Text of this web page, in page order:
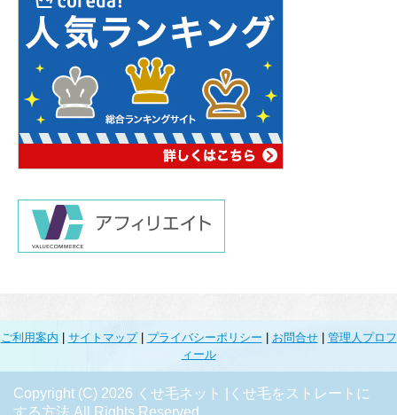
ご利用案内 サイトマップ| プライバシーポリシー お問合せ| 管理人プロフ
ィール
Copyright (C) 2026 くせ毛ネット |くせ毛をストレートに